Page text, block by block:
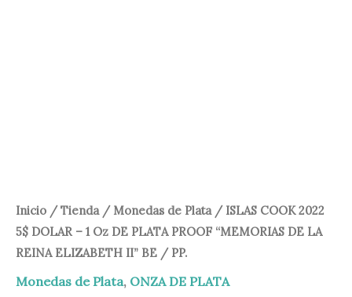
Inicio /Tienda/ Monedas de Plata/ ISLAS COOK 2022
5$ DOLAR – 1 Oz DE PLATA PROOF “MEMORIAS DE LA
REINA ELIZABETH II” BE / PP.
Monedas de Plata, ONZA DE PLATA